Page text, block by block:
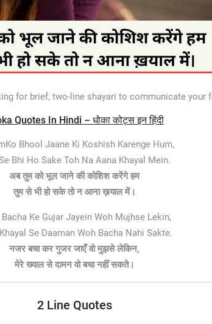
for brief, two-line shayari to communicate your
Quotes In Hindi – धोका कोट्स इन हिंदी
Bhool Jaane Ki Koshish Karenge Hum,
Bhi Ho Sake Toh Na Aana Khayal Mein.
अब तुम को भूल जाने की कोशिश करेंगे हम
तुम से भी हो सके तो न आना ख़याल में।
Ke Gujar Jayein Woh Mujhse Lekin,
Se Daaman Woh Bacha Nahi Sakte.
नजर बचा कर गुजर जाएँ वो मुझसे लेकिन,
मेरे ख्याल से दामन वो बचा नहीं सकते।
2 Line Quotes